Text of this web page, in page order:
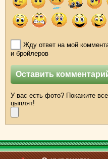
Жду ответ на мой
и бройлеров
У вас есть фото? Покажите
цыплят!